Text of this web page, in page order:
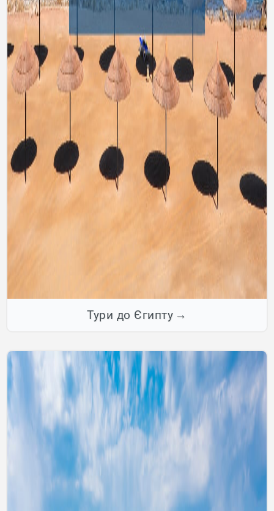
Тури до Єгипту